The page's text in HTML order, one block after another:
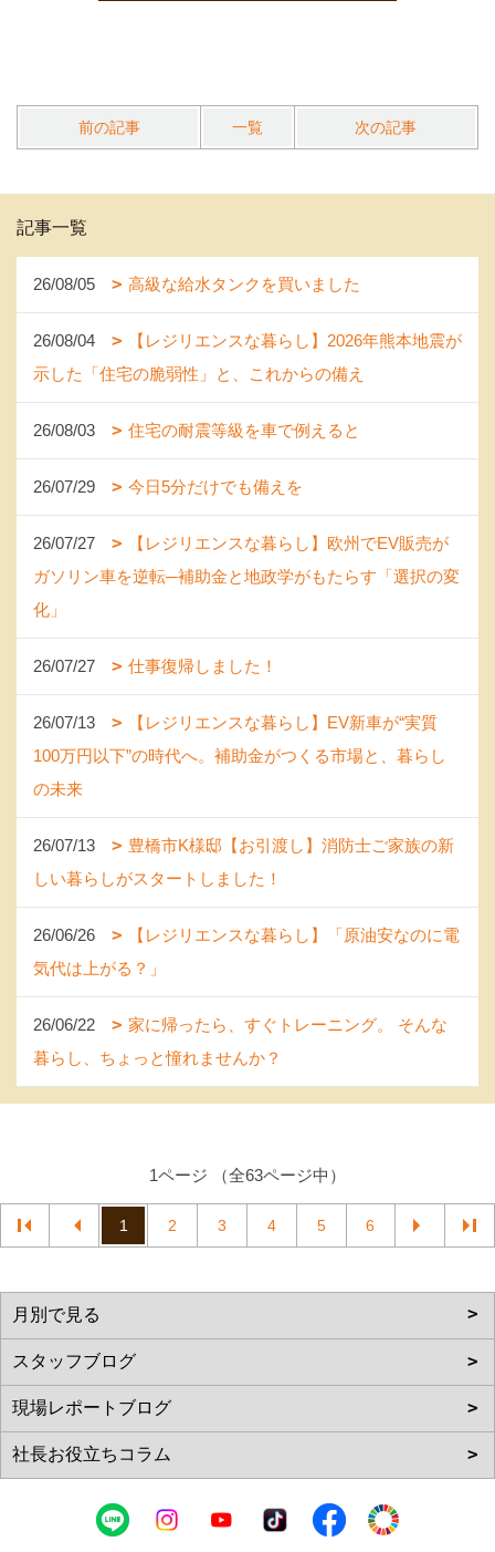
前の記事 一覧 次の記事
記事一覧
26/08/05 高級な給水タンクを買いました
26/08/04
【レジリエンスな暮らし】2026年熊本地震が
示した「住宅の脆弱性」と、これからの備え
26/08/03 住宅の耐震等級を車で例えると
26/07/29 今日5分だけでも備えを
26/07/27
【レジリエンスな暮らし】欧州でEV販売が
ガソリン車を逆転─補助金と地政学がもたらす「選択の変
化」
26/07/27 仕事復帰しました！
26/07/13
【レジリエンスな暮らし】EV新車が“実質
100万円以下”の時代へ。補助金がつくる市場と、暮らし
の未来
26/07/13
豊橋市K様邸【お引渡し】消防士ご家族の新
しい暮らしがスタートしました！
26/06/26
【レジリエンスな暮らし】「原油安なのに電
気代は上がる？」
26/06/22
家に帰ったら、すぐトレーニング。 そんな
暮らし、ちょっと憧れませんか？
1ページ （全63ページ中）
1 2 3 4 5 6